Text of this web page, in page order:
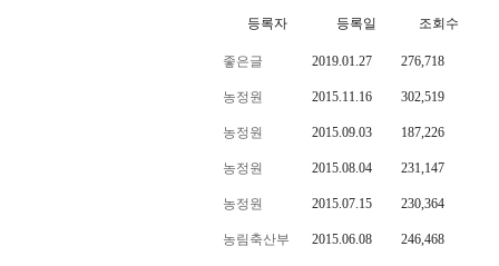
등록자 등록일 조회수
좋은글 2019.01.27 276,718
농정원 2015.11.16 302,519
농정원 2015.09.03 187,226
농정원 2015.08.04 231,147
농정원 2015.07.15 230,364
농림축산부 2015.06.08 246,468